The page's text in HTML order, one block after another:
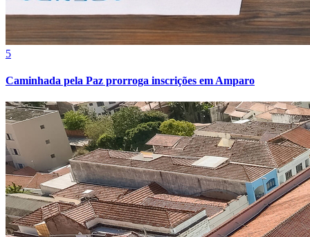
Grêmio
5
Caminhada pela Paz prorroga inscrições em Amparo